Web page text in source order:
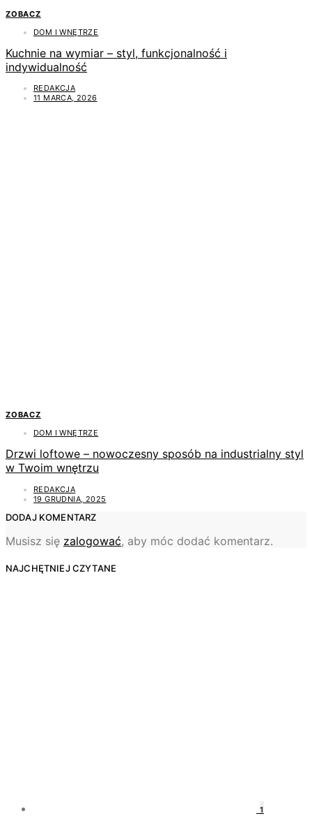
ZOBACZ
DOM I WNĘTRZE
Kuchnie na wymiar – styl, funkcjonalność i
indywidualność
REDAKCJA
11 MARCA, 2026
ZOBACZ
DOM I WNĘTRZE
Drzwi loftowe – nowoczesny sposób na industrialny styl
w Twoim wnętrzu
REDAKCJA
19 GRUDNIA, 2025
DODAJ KOMENTARZ
Musisz się zalogować, aby móc dodać komentarz.
NAJCHĘTNIEJ CZYTANE
1